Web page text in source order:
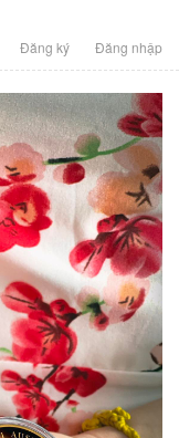
Đăng ký Đăng nhập